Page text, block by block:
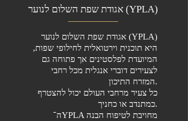
אגודת שפת השלום לנוער (YPLA)
אגודת שפת השלום לנוער (YPLA)
היא תוכנית וירטואלית לחילופי שפות,
המיועדת לפלסטינים אך פתוחה גם
לצעירים דוברי אנגלית מכל רחבי
המזרח התיכון.
כל צעיר מרחבי העולם יכול להצטרף
כמתנדב או כחניך.
ה־YPLA מחויבת לטיפוח הבנה